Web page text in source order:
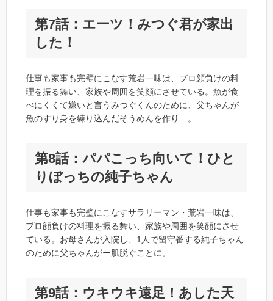
第7話：エーツ！みつぐ君が家出
した！
仕事も家事も完璧にこなす荒岩一味は、プロ顔負けの料
理を振る舞い、家族や周囲を笑顔にさせている。魚が食
べにくくて嫌いと言うみつぐくんのために、父ちゃんが
魚のすり身を練り込んだそうめんを作り…。
第8話：パパこっち向いて！ひと
りぼっちの純子ちゃん
仕事も家事も完璧にこなすサラリーマン・荒岩一味は、
プロ顔負けの料理を振る舞い、家族や周囲を笑顔にさせ
ている。お母さんが入院し、1人で留守番する純子ちゃん
のために父ちゃんがー肌脱ぐことに。
第9話：ウキウキ遠足！あした天